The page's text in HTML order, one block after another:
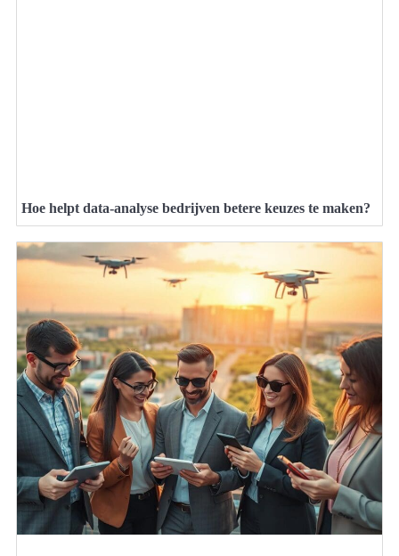
Hoe helpt data-analyse bedrijven betere keuzes te maken?